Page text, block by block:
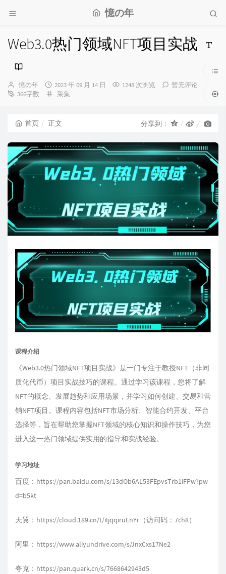
憶の年
Web3.0热门领域NFT项目实战
博
主：
憶の年
发
布
2023 年 09 月 14 日 1248 次浏览
暂无评论
366字数
分
采集
首页 正文 分享到：
课程介绍
《Web3.0热门领域NFT项目实战》是一门专注于教授NFT（非同
质化代币）项目实战技巧的课程。通过学习该课程，您将了解
NFT的概念、发展趋势和应用场景，并学习如何创建、交易和营
销NFT项目。课程内容包括NFT市场分析、智能合约开发、平台
选择等，旨在帮助您掌握NFT领域的核心知识和操作技巧，为您
进入这一热门领域提供实用的指导和实战经验。
学习地址
百度： https://pan.baidu.com/s/13dOb6AL53FEpvsTrb1iFPw?pw
d=b5kt
天翼： https://cloud.189.cn/t/iIjqqiruEnYr（访问码：7ch8）
阿里： https://www.aliyundrive.com/s/JnxCxs17Ne2
夸克： https://pan.quark.cn/s/7668642943d5